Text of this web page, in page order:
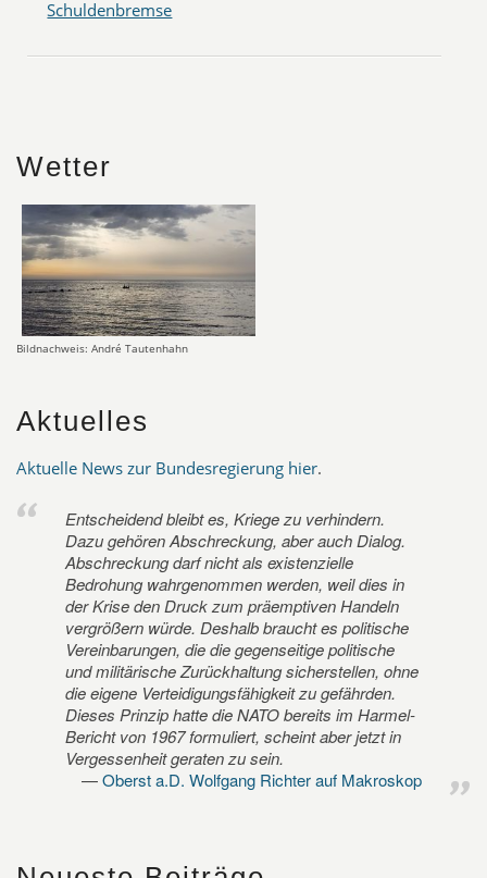
Schuldenbremse
Wetter
Bildnachweis: André Tautenhahn
Aktuelles
Aktuelle News zur Bundesregierung hier.
Entscheidend bleibt es, Kriege zu verhindern.
Dazu gehören Abschreckung, aber auch Dialog.
Abschreckung darf nicht als existenzielle
Bedrohung wahrgenommen werden, weil dies in
der Krise den Druck zum präemptiven Handeln
vergrößern würde. Deshalb braucht es politische
Vereinbarungen, die die gegenseitige politische
und militärische Zurückhaltung sicherstellen, ohne
die eigene Verteidigungsfähigkeit zu gefährden.
Dieses Prinzip hatte die NATO bereits im Harmel-
Bericht von 1967 formuliert, scheint aber jetzt in
Vergessenheit geraten zu sein.
Oberst a.D. Wolfgang Richter auf Makroskop